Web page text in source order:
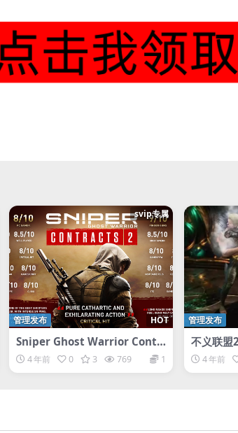
svip专属
HOT
管理发布
Sniper Ghost Warrior Contr
acts 2狙击手：幽灵战士契约 2
4 年前 0 3 769 1
管理发布
不义联
4 年前